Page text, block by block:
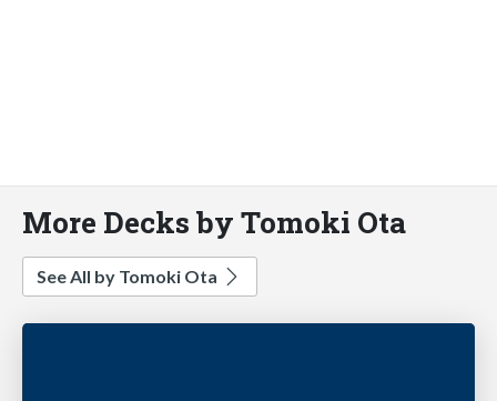
More Decks by Tomoki Ota
See All by Tomoki Ota